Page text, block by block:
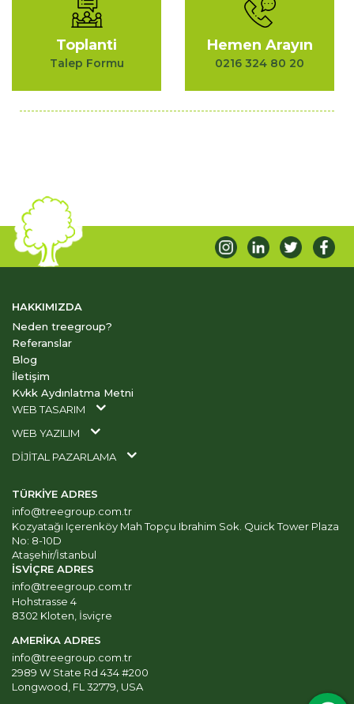
Toplanti
Talep Formu
Hemen Arayın
0216 324 80 20
HAKKIMIZDA
Neden treegroup?
Referanslar
Blog
İletişim
Kvkk Aydınlatma Metni
WEB TASARIM
WEB YAZILIM
DİJİTAL PAZARLAMA
TÜRKİYE ADRES
info@treegroup.com.tr
Kozyatağı Içerenköy Mah Topçu Ibrahim Sok. Quick Tower Plaza
No: 8-10D
Ataşehir/İstanbul
İSVİÇRE ADRES
info@treegroup.com.tr
Hohstrasse 4
8302 Kloten, İsviçre
AMERİKA ADRES
info@treegroup.com.tr
2989 W State Rd 434 #200
Longwood, FL 32779, USA